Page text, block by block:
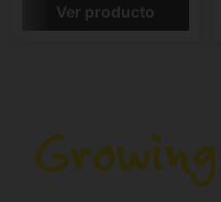
Ver producto